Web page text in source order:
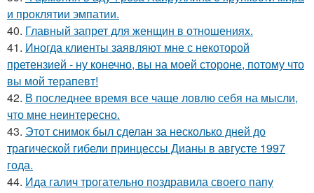
и проклятии эмпатии.
40. Главный запрет для женщин в отношениях.
41. Иногда клиенты заявляют мне с некоторой
претензией - ну конечно, вы на моей стороне, потому что
вы мой терапевт!
42. В последнее время все чаще ловлю себя на мысли,
что мне неинтересно.
43. Этот снимок был сделан за несколько дней до
трагической гибели принцессы Дианы в августе 1997
года.
44. Ида галич трогательно поздравила своего папу